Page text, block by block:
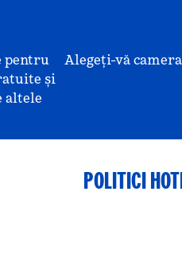
pentru
și
altele
Alegeți-vă camera
POLITICI